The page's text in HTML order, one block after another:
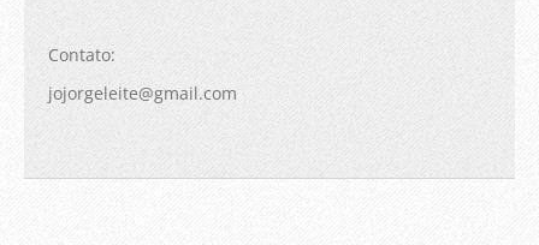
Contato:
jojorgeleite@gmail.com